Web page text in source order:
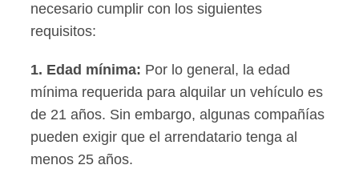
necesario cumplir con los siguientes
requisitos:
1. Edad mínima: Por lo general, la edad
mínima requerida para alquilar un vehículo es
de 21 años. Sin embargo, algunas compañías
pueden exigir que el arrendatario tenga al
menos 25 años.